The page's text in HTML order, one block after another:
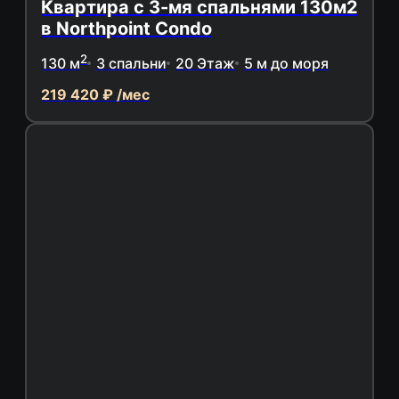
Квартира с 3-мя спальнями 130м2
в Northpoint Condo
130 м2 3 спальни 20 Этаж 5 м до моря
219 420 ₽ /мес